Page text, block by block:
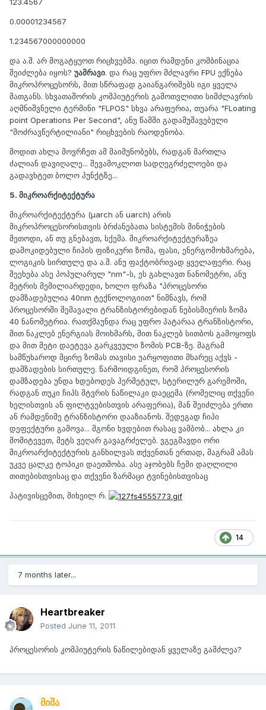
0.00001234567
1.234567000000000
და ა.შ. არ მოგატყუოთ რიცხვებმა. იცით რამდენი კომბინაცია
შეიძლება იყოს? უამრავი. და რაც უფრო მძლავრი FPU ექნება
მიკროპროცესორს, მით სწრაფად გაიანგარიშებს იგი ყველა
მათგანს. სხვათაშორის კომპიუტერის გამოთვლითი სიმძლავრის
აღმნიშვნელი ტერმინი "FLPOS" სხვა არაფერია, თუარა "FLoating
point Operations Per Second", ანუ წამში გადამუშავებული
"მოძრავწერტილიანი" რიცხვების რაოდენობა.
მოდით ახლა მოვრჩეთ ამ მაიმუნობებს, რადგან მართლა
ძალიან დავიღალე... შევამოკლოთ სადღეგრძელოები და
გადავხტეთ ბოლო პუნქტზე...
5. მიკროარქიტექტურა
მიკროარქიტექტურა (µarch ან uarch) არის
მიკროპროცესორისთვის ბრძანებათა სისტემის მინიჭების
მეთოდი, ან თუ გნებავთ, სქემა. მიკროარქიტექტურაზეა
დამოკიდებული ჩიპის ფიზიკური ზომა, ფასი, ენერგომოხმარება,
ლოგიკის სირთულე და ა.შ. ანუ ფაქტობრივად ყველაფერი. რაც
შეეხება ასე პოპულარულ "nm"-ს, ეს გახლავთ ნანომეტრი, ანუ
მეტრის მემილიარდედი, ხოლო ფრაზა "პროცესორი
დამზადებულია 40nm ტექნოლოგიით" ნიშნავს, რომ
პროცესორში შემავალი ტრანზისტორებიდან ნებისმიერის ზომა
40 ნანომეტრია. რათქმაუნდა რაც უფრო პატარაა ტრანზისტორი,
მით ნაკლებ ენერგიას მოიხმარს, მით ნაკლებ სითბოს გამოყოფს
და მით მეტი დაეტევა გარკვეული ზომის PCB-ზე. მაგრამ
სამწუხაროდ მცირე ზომას თავისი უარყოფითი მხარეც აქვს -
დამზადების სირთულე. წარმოიდგინეთ, რომ პროცესორის
დამზადება უნდა ხდებოდეს ჰერმეტულ, სტერილურ გარემოში,
რადგან თუკი ჩიპს მტვრის ნაწილაკი დაეცემა (რომელიც თქვენი
ხელისთვის ან ფილტვებისთვის არაფერია), მან შეიძლება ერთი
ან რამდენიმე ტრანზისტორი დააზიანოს. შედეგად ჩიპი
დეფექტური გამოვა... მგონი ხვდებით რასაც ვამბობ... ახლა კი
მომიტევეთ, მეტს ვეღარ გავაგრძელებ. ვგეგმავდი ორი
მიკროარქიტექტურის განხილვას თქვენთან ერთად, მაგრამ ამას
უკვე ცალკე ტოპიკი დაეთმობა. ასე აჯობებს ჩემი დაღლილი
თითებისთვისაც და თქვენი ზარმაცი ტვინებისთვისაც
პატივისცემით, მიხეილ რ.
14
7 months later...
Heartbreaker
Posted June 11, 2011
პროცესორის კომპიუტერის ნაწილებიდან ყველაზე გამძლეა?
მიშა